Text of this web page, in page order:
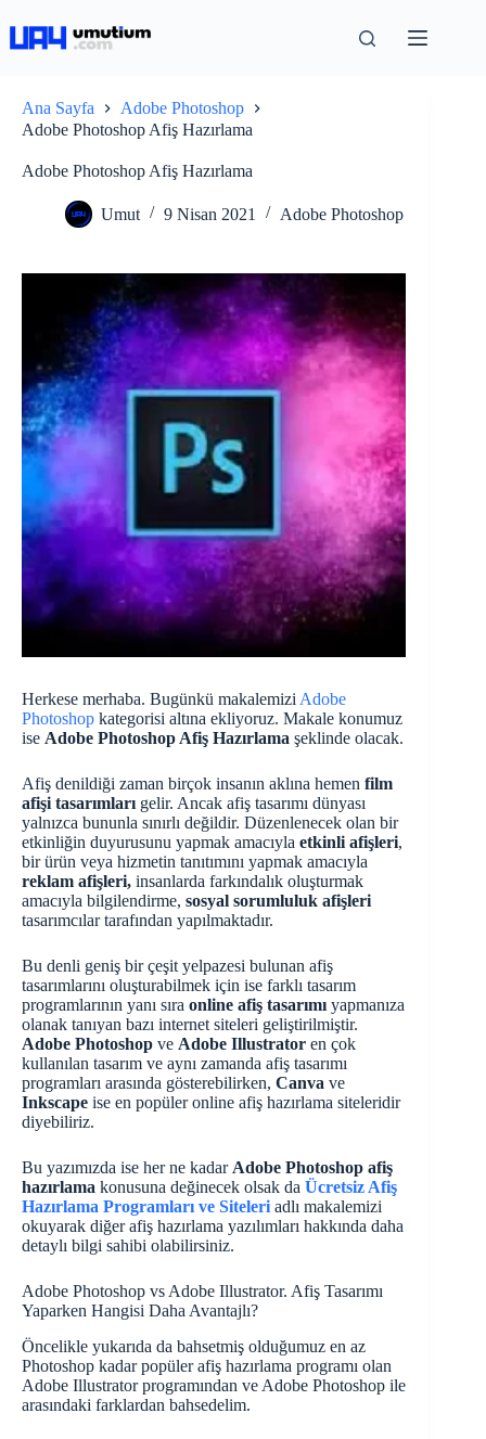
Ana Sayfa
Adobe Photoshop
Adobe Photoshop Afiş Hazırlama
Adobe Photoshop Afiş Hazırlama
Umut 9 Nisan 2021 Adobe Photoshop
Herkese merhaba. Bugünkü makalemizi Adobe
Photoshop kategorisi altına ekliyoruz. Makale konumuz
ise Adobe Photoshop Afiş Hazırlama şeklinde olacak.
Afiş denildiği zaman birçok insanın aklına hemen film
afişi tasarımları gelir. Ancak afiş tasarımı dünyası
yalnızca bununla sınırlı değildir. Düzenlenecek olan bir
etkinliğin duyurusunu yapmak amacıyla etkinli afişleri,
bir ürün veya hizmetin tanıtımını yapmak amacıyla
reklam afişleri, insanlarda farkındalık oluşturmak
amacıyla bilgilendirme, sosyal sorumluluk afişleri
tasarımcılar tarafından yapılmaktadır.
Bu denli geniş bir çeşit yelpazesi bulunan afiş
tasarımlarını oluşturabilmek için ise farklı tasarım
programlarının yanı sıra online afiş tasarımı yapmanıza
olanak tanıyan bazı internet siteleri geliştirilmiştir.
Adobe Photoshop ve Adobe Illustrator en çok
kullanılan tasarım ve aynı zamanda afiş tasarımı
programları arasında gösterebilirken, Canva ve
Inkscape ise en popüler online afiş hazırlama siteleridir
diyebiliriz.
Bu yazımızda ise her ne kadar Adobe Photoshop afiş
hazırlama konusuna değinecek olsak da Ücretsiz Afiş
Hazırlama Programları ve Siteleri adlı makalemizi
okuyarak diğer afiş hazırlama yazılımları hakkında daha
detaylı bilgi sahibi olabilirsiniz.
Adobe Photoshop vs Adobe Illustrator. Afiş Tasarımı
Yaparken Hangisi Daha Avantajlı?
Öncelikle yukarıda da bahsetmiş olduğumuz en az
Photoshop kadar popüler afiş hazırlama programı olan
Adobe Illustrator programından ve Adobe Photoshop ile
arasındaki farklardan bahsedelim.